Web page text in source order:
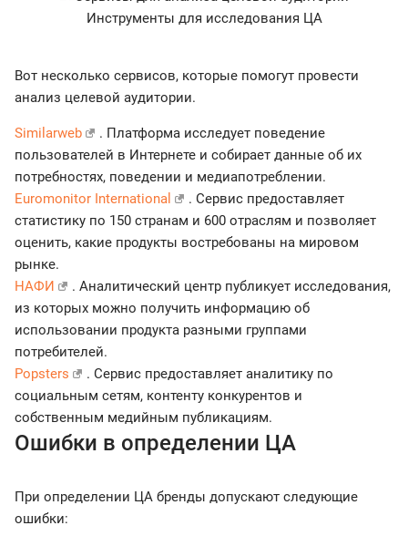
Инструменты для исследования ЦА
Вот несколько сервисов, которые помогут провести
анализ целевой аудитории.
Similarweb
. Платформа исследует поведение
пользователей в Интернете и собирает данные об их
потребностях, поведении и медиапотреблении.
Euromonitor International
. Сервис предоставляет
статистику по 150 странам и 600 отраслям и позволяет
оценить, какие продукты востребованы на мировом
рынке.
НАФИ
. Аналитический центр публикует исследования,
из которых можно получить информацию об
использовании продукта разными группами
потребителей.
Popsters
. Сервис предоставляет аналитику по
социальным сетям, контенту конкурентов и
собственным медийным публикациям.
Ошибки в определении ЦА
При определении ЦА бренды допускают следующие
ошибки: